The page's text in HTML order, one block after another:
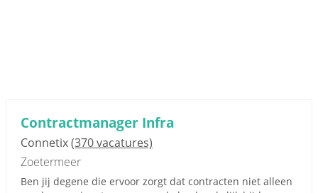
Contractmanager Infra
Connetix(370 vacatures)
Zoetermeer
Ben jij degene die ervoor zorgt dat contracten niet alleen